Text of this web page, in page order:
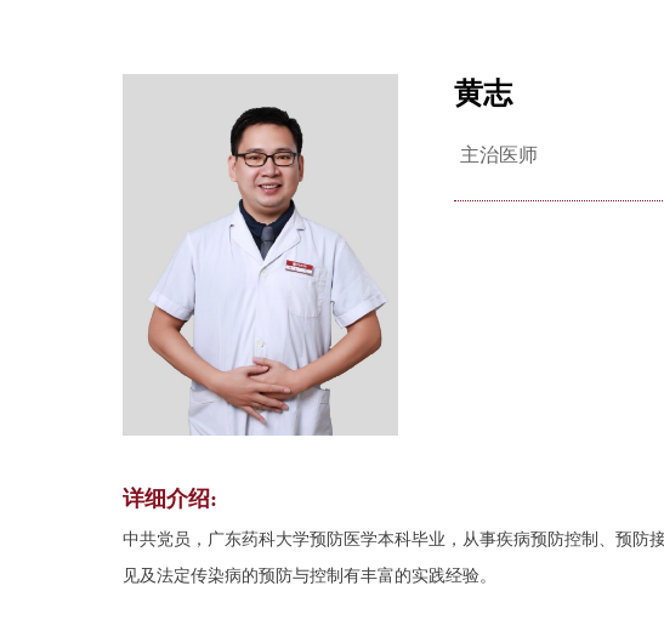
黄志
主治医师
详细介绍:
中共党员，广东药科大学预防医学本科毕业，从事疾病预防控制、预防
见及法定传染病的预防与控制有丰富的实践经验。